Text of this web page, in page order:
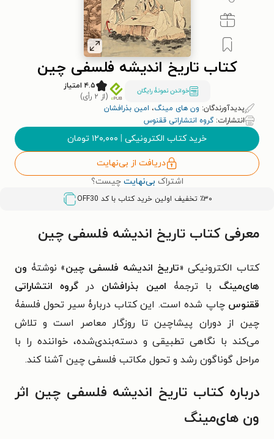
کتاب تاریخ اندیشه فلسفی چین
خواندن نمونۀ رایگان
۴.۵ امتیاز
(از ۲ رأی)
پدیدآورندگان: ون های مینگ، امین بذرافشان
انتشارات:گروه انتشاراتی ققنوس
خرید کتاب الکترونیکی | ۱۲۰,۰۰۰ تومان
دریافت از بی‌نهایت
اشتراک بی‌نهایت چیست؟
٪۳۰ تخفیف اولین خرید کتاب با کد OFF30
معرفی کتاب تاریخ اندیشه فلسفی چین
کتاب الکترونیکی «تاریخ اندیشه فلسفی چین» نوشتۀ ون
های‌مینگ با ترجمۀ امین بذرافشان در گروه انتشاراتی
ققنوس چاپ شده است. این کتاب دربارۀ سیر تحول فلسفۀ
چین از دوران پیشاچین تا روزگار معاصر است و تلاش
می‌کند با نگاهی تطبیقی و دسته‌بندی‌شده، خواننده را با
مراحل گوناگون رشد و تحول مکاتب فلسفی چین آشنا کند.
درباره کتاب تاریخ اندیشه فلسفی چین اثر
ون های‌مینگ